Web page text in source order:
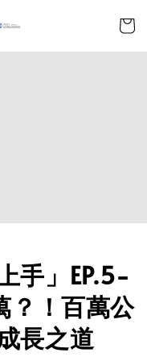
手」EP.5-
？！百萬公
長之道